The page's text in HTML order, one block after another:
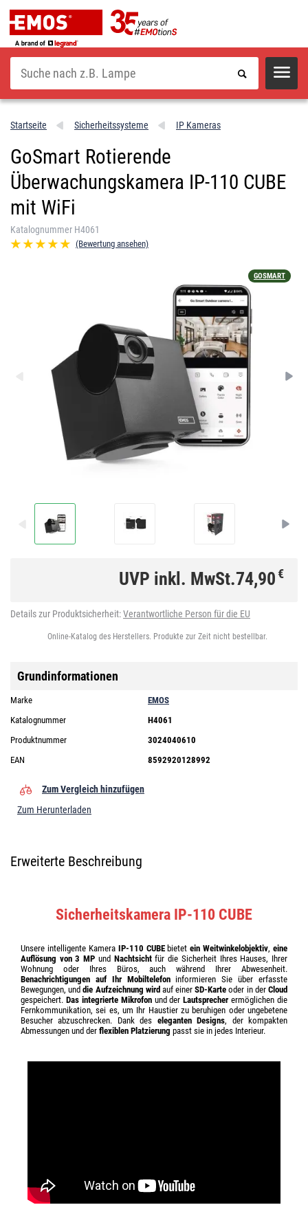
Suche
Startseite Sicherheitssysteme IP Kameras
GoSmart Rotierende
Überwachungskamera IP-110 CUBE
mit WiFi
Katalognummer H4061
(Bewertung ansehen)
GOSMART
UVP inkl. MwSt.74,90€
Details zur Produktsicherheit:Verantwortliche Person für die EU
Online-Katalog des Herstellers. Produkte zur Zeit nicht bestellbar.
Grundinformationen
Marke
EMOS
Katalognummer
H4061
Produktnummer
3024040610
EAN
8592920128992
Zum Vergleich hinzufügen
Zum Herunterladen
Erweiterte Beschreibung
Sicherheitskamera IP-110 CUBE
Unsere intelligente KameraIP-110 CUBE bietetein Weitwinkelobjektiv, eine
Auflösung von 3 MP und Nachtsichtfür die Sicherheit Ihres Hauses, Ihrer
Wohnung oder Ihres Büros, auch während Ihrer Abwesenheit.
Benachrichtigungen auf Ihr Mobiltelefoninformieren Sie über erfasste
Bewegungen, unddie Aufzeichnung wird auf einerSD-Karteoder in derCloud
gespeichert. Das integrierte Mikrofonund der Lautsprecher ermöglichen die
Fernkommunikation, sei es, um Ihr Haustier zu beruhigen oder ungebetene
Besucher abzuschrecken. Dank des eleganten Designs, der kompakten
Abmessungen und der flexiblen Platzierung passt sie in jedes Interieur.